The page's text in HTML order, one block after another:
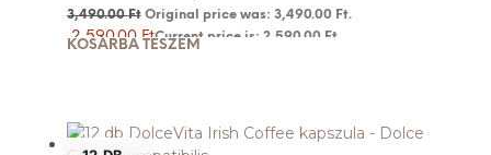
3,490.00Ft Original price was: 3,490.00 Ft.
2,590.00 FtCurrent price is: 2,590.00 Ft.
KOSÁRBA TESZEM